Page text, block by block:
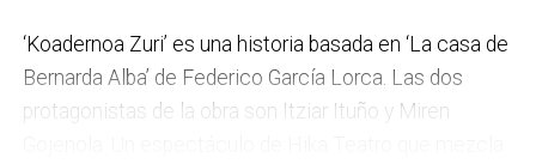
Museo del Barco
‘Koadernoa Zuri’ es una historia basada en ‘La casa de
Bernarda Alba’ de Federico García Lorca. Las dos
protagonistas de la obra son Itziar Ituño y Miren